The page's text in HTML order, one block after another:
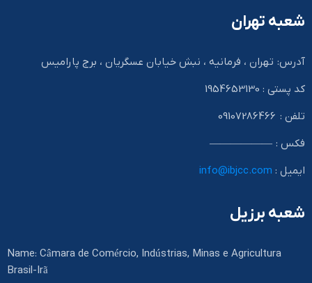
شعبه تهران
آدرس: تهران ، فرمانیه ، نبش خیابان عسگریان ، برج پارامیس
کد پستی : 1954653130
تلفن : 09107286466
فکس : ——————
ایمیل : info@ibjcc.com
شعبه برزیل
Name: Câmara de Comércio, Indústrias, Minas e Agricultura
Brasil-Irã